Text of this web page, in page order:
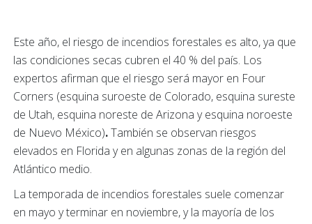
Este año, el riesgo de incendios forestales es alto, ya que
las condiciones secas cubren el 40 % del país. Los
expertos afirman que el riesgo será mayor en Four
Corners (esquina suroeste de Colorado, esquina sureste
de Utah, esquina noreste de Arizona y esquina noroeste
de Nuevo México).También se observan riesgos
elevados en Florida y en algunas zonas de la región del
Atlántico medio.
La temporada de incendios forestales suele comenzar
en mayo y terminar en noviembre, y la mayoría de los